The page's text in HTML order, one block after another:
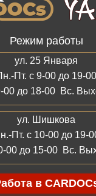
Режим работы
ул. 25 Января
Пт. с 9-00 до 19-00
00 до 18-00 Вс.
ул. Шишкова
Пт. с 10-00 до 19-
00 до 15-00 Вс.
в